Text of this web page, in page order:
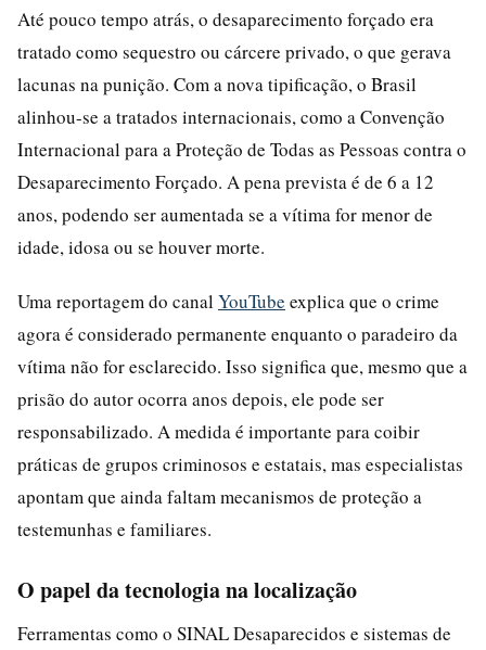
Até pouco tempo atrás, o desaparecimento forçado era
tratado como sequestro ou cárcere privado, o que gerava
lacunas na punição. Com a nova tipificação, o Brasil
alinhou-se a tratados internacionais, como a Convenção
Internacional para a Proteção de Todas as Pessoas contra o
Desaparecimento Forçado. A pena prevista é de 6 a 12
anos, podendo ser aumentada se a vítima for menor de
idade, idosa ou se houver morte.
Uma reportagem do canal YouTube explica que o crime
agora é considerado permanente enquanto o paradeiro da
vítima não for esclarecido. Isso significa que, mesmo que a
prisão do autor ocorra anos depois, ele pode ser
responsabilizado. A medida é importante para coibir
práticas de grupos criminosos e estatais, mas especialistas
apontam que ainda faltam mecanismos de proteção a
testemunhas e familiares.
O papel da tecnologia na localização
Ferramentas como o SINAL Desaparecidos e sistemas de